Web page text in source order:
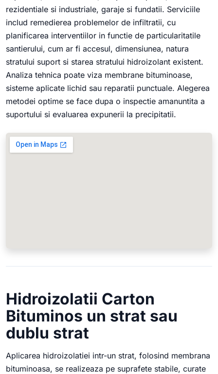
rezidentiale si industriale, garaje si fundatii. Serviciile
includ remedierea problemelor de infiltratii, cu
planificarea interventiilor in functie de particularitatile
santierului, cum ar fi accesul, dimensiunea, natura
stratului suport si starea stratului hidroizolant existent.
Analiza tehnica poate viza membrane bituminoase,
sisteme aplicate lichid sau reparatii punctuale. Alegerea
metodei optime se face dupa o inspectie amanuntita a
suportului si evaluarea expunerii la precipitatii.
Hidroizolatii Carton
Bituminos un strat sau
dublu strat
Aplicarea hidroizolatiei intr-un strat, folosind membrana
bituminoasa, se realizeaza pe suprafete stabile, curate